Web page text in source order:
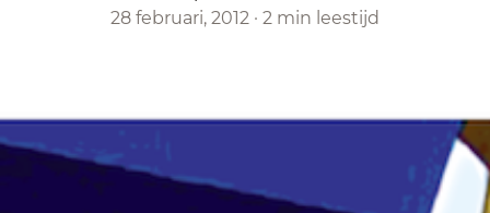
28 februari, 2012 · 2 min leestijd